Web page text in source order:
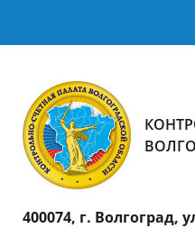
400074, г. Волгоград,